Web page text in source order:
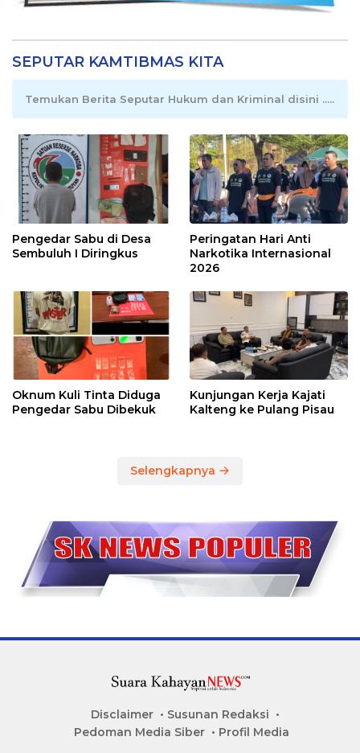
SEPUTAR KAMTIBMAS KITA
Temukan Berita Seputar Hukum dan Kriminal disini .....
Pengedar Sabu di Desa
Sembuluh I Diringkus
Peringatan Hari Anti
Narkotika Internasional
2026
Oknum Kuli Tinta Diduga
Pengedar Sabu Dibekuk
Kunjungan Kerja Kajati
Kalteng ke Pulang Pisau
Selengkapnya
Disclaimer
Susunan Redaksi
Pedoman Media Siber
Profil Media